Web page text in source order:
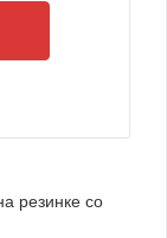
резинке со